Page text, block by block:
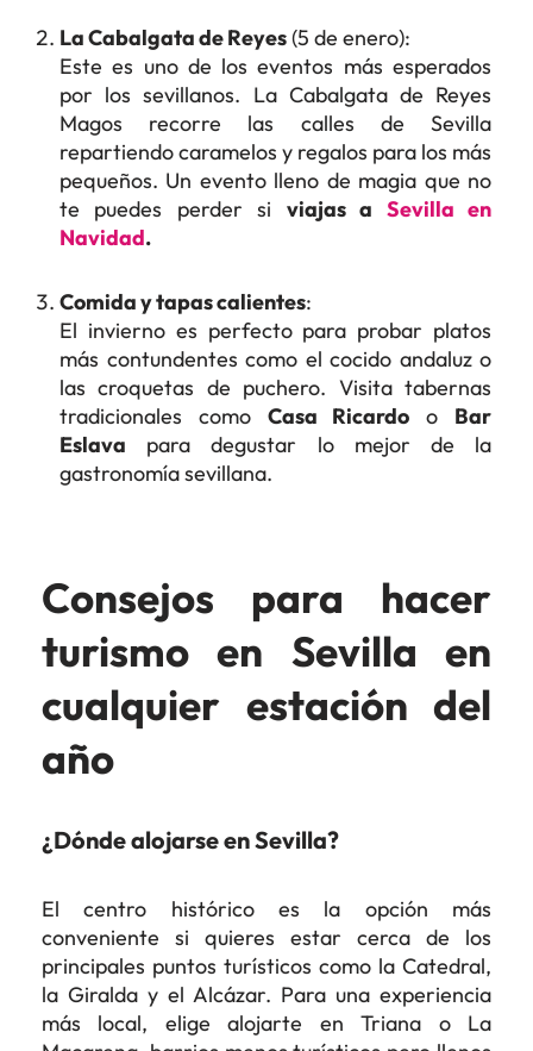
La Cabalgata de Reyes(5 de enero):
Este es uno de los eventos más esperados
por los sevillanos. La Cabalgata de Reyes
Magos recorre las calles de Sevilla
repartiendo caramelos y regalos para los más
pequeños. Un evento lleno de magia que no
te puedes perder si viajas a Sevilla en
Navidad.
Comida y tapas calientes:
El invierno es perfecto para probar platos
más contundentes como el cocido andaluz o
las croquetas de puchero. Visita tabernas
tradicionales como Casa Ricardo o Bar
Eslava para degustar lo mejor de la
gastronomía sevillana.
Consejos para hacer
turismo en Sevilla en
cualquier estación del
año
¿Dónde alojarse en Sevilla?
El centro histórico es la opción más
conveniente si quieres estar cerca de los
principales puntos turísticos como la Catedral,
la Giralda y el Alcázar. Para una experiencia
más local, elige alojarte en Triana o La